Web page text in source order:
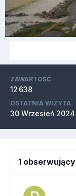
ZAWARTOŚĆ
12 638
OSTATNIA WIZYTA
30 Wrzesień 2024
1 obserwujący